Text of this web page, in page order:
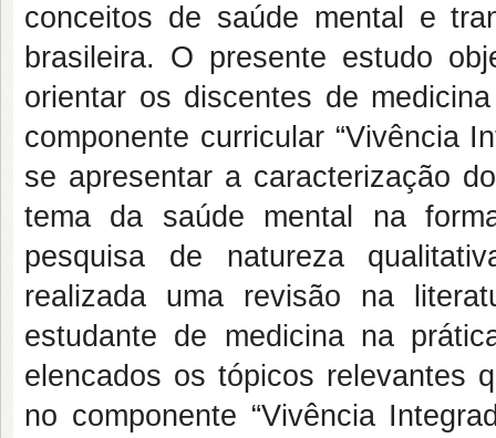
conceitos de saúde mental e
brasileira. O presente estudo
orientar os discentes de
componente curricular “Vivência
se apresentar a caracterização
tema da saúde mental na
pesquisa de natureza
realizada uma revisão na
estudante de medicina na
elencados os tópicos relevantes
no componente “Vivência